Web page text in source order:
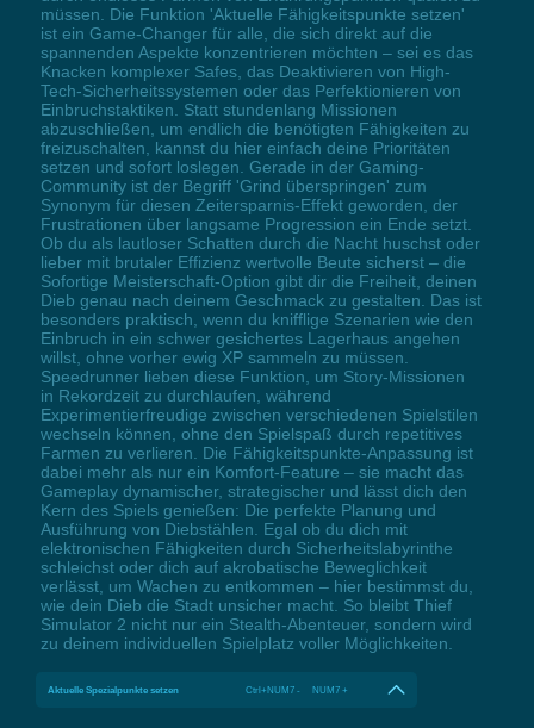
müssen. Die Funktion 'Aktuelle Fähigkeitspunkte setzen'
ist ein Game-Changer für alle, die sich direkt auf die
spannenden Aspekte konzentrieren möchten – sei es das
Knacken komplexer Safes, das Deaktivieren von High-
Tech-Sicherheitssystemen oder das Perfektionieren von
Einbruchstaktiken. Statt stundenlang Missionen
abzuschließen, um endlich die benötigten Fähigkeiten zu
freizuschalten, kannst du hier einfach deine Prioritäten
setzen und sofort loslegen. Gerade in der Gaming-
Community ist der Begriff 'Grind überspringen' zum
Synonym für diesen Zeitersparnis-Effekt geworden, der
Frustrationen über langsame Progression ein Ende setzt.
Ob du als lautloser Schatten durch die Nacht huschst oder
lieber mit brutaler Effizienz wertvolle Beute sicherst – die
Sofortige Meisterschaft-Option gibt dir die Freiheit, deinen
Dieb genau nach deinem Geschmack zu gestalten. Das ist
besonders praktisch, wenn du knifflige Szenarien wie den
Einbruch in ein schwer gesichertes Lagerhaus angehen
willst, ohne vorher ewig XP sammeln zu müssen.
Speedrunner lieben diese Funktion, um Story-Missionen
in Rekordzeit zu durchlaufen, während
Experimentierfreudige zwischen verschiedenen Spielstilen
wechseln können, ohne den Spielspaß durch repetitives
Farmen zu verlieren. Die Fähigkeitspunkte-Anpassung ist
dabei mehr als nur ein Komfort-Feature – sie macht das
Gameplay dynamischer, strategischer und lässt dich den
Kern des Spiels genießen: Die perfekte Planung und
Ausführung von Diebstählen. Egal ob du dich mit
elektronischen Fähigkeiten durch Sicherheitslabyrinthe
schleichst oder dich auf akrobatische Beweglichkeit
verlässt, um Wachen zu entkommen – hier bestimmst du,
wie dein Dieb die Stadt unsicher macht. So bleibt Thief
Simulator 2 nicht nur ein Stealth-Abenteuer, sondern wird
zu deinem individuellen Spielplatz voller Möglichkeiten.
Aktuelle Spezialpunkte setzen Ctrl+NUM7 - NUM7 +